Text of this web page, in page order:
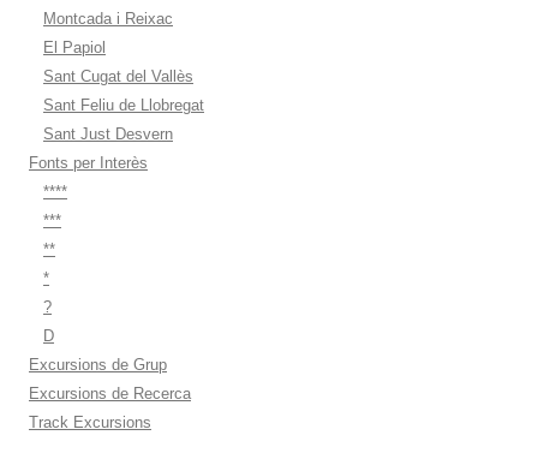
Montcada i Reixac
El Papiol
Sant Cugat del Vallès
Sant Feliu de Llobregat
Sant Just Desvern
Fonts per Interès
****
***
**
*
?
D
Excursions de Grup
Excursions de Recerca
Track Excursions